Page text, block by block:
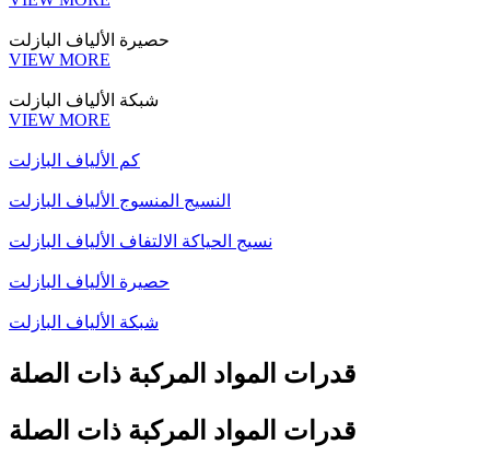
حصيرة الألياف البازلت
VIEW MORE
شبكة الألياف البازلت
VIEW MORE
كم الألياف البازلت
النسيج المنسوج الألياف البازلت
نسيج الحياكة الالتفاف الألياف البازلت
حصيرة الألياف البازلت
شبكة الألياف البازلت
قدرات المواد المركبة ذات الصلة
قدرات المواد المركبة ذات الصلة